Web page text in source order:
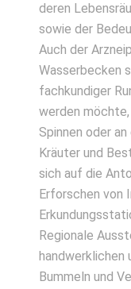
deren
sowie der
Auch der
Wasserbecken
fachkundiger
werden möchte,
Spinnen oder
Kräuter und
sich auf die
Erforschen von
Regionale
handwerklichen
Bummeln und